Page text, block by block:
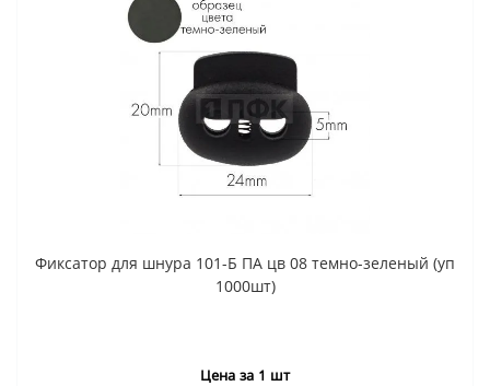
Фиксатор для шнура 101-Б ПА цв 08 темно-зеленый (уп
1000шт)
Цена за 1 шт